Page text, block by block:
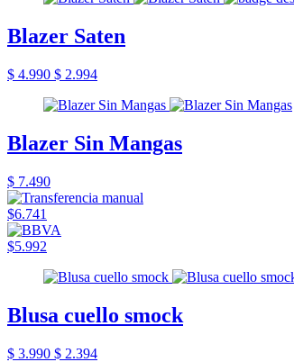
Blazer Saten
$ 4.990 $ 2.994
Blazer Sin Mangas
$ 7.490
$6.741
$5.992
Blusa cuello smock
$ 3.990 $ 2.394